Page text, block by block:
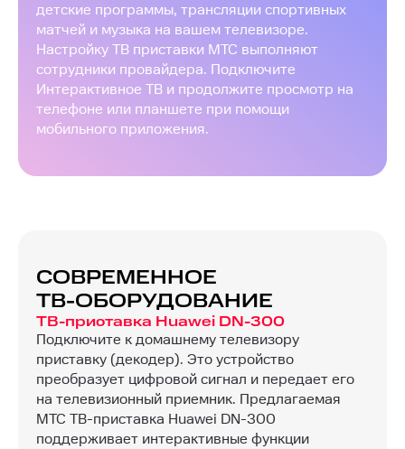
детские программы, трансляции спортивных
матчей и музыка на вашем телевизоре.
Настройку ТВ приставки МТС выполняют
сотрудники провайдера. Подключите
Интерактивное ТВ и продолжите просмотр на
телефоне или планшете при помощи
мобильного приложения.
СОВРЕМЕННОЕ
ТВ-ОБОРУДОВАНИЕ
ТВ-приставка Huawei DN-300
Подключите к домашнему телевизору
приставку (декодер). Это устройство
преобразует цифровой сигнал и передает его
на телевизионный приемник. Предлагаемая
МТС ТВ-приставка Huawei DN-300
поддерживает интерактивные функции